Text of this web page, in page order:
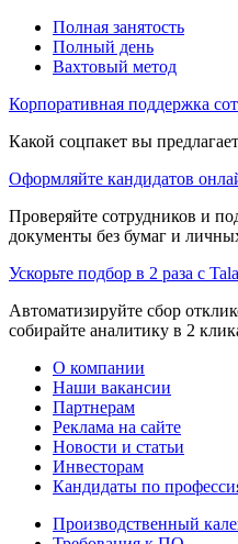
Полная занятость
Полный день
Вахтовый метод
Корпоративная поддержка
Какой соцпакет вы
Оформляйте кандидатов
Проверяйте сотрудников и
документы без бумаг и
Ускорьте подбор в 2 раза с
Автоматизируйте сбор
собирайте аналитику в 2
О компании
Наши вакансии
Партнерам
Реклама на сайте
Новости и статьи
Инвесторам
Кандидаты по
Производственный